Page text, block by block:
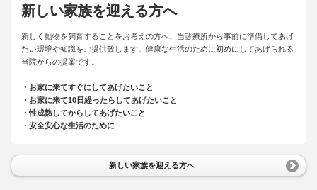
新しい家族を迎える方へ
新しく動物を飼育することをお考えの方へ、当診療所から事前に準備してあげ
たい環境や知識をご提供致します。健康な生活のために初めにしてあげられる
当院からの提案です。
・お家に来てすぐにしてあげたいこと
・お家に来て10日経ったらしてあげたいこと
・性成熟してからしてあげたいこと
・安全安心な生活のために
新しい家族を迎える方へ